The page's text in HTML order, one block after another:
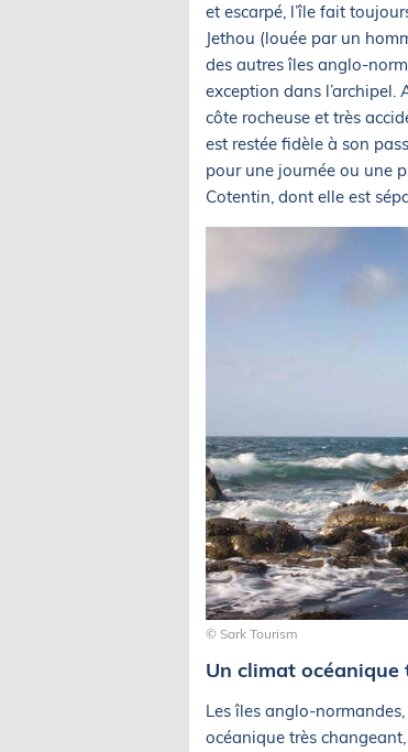
et escarpé, l’île fait
Jethou (louée par un
des autres îles anglo-
exception dans l’archipel.
côte rocheuse et très
est restée fidèle à son
pour une journée ou une
Cotentin, dont elle est
© Sark Tourism
Un climat océanique
Les îles anglo-
océanique très